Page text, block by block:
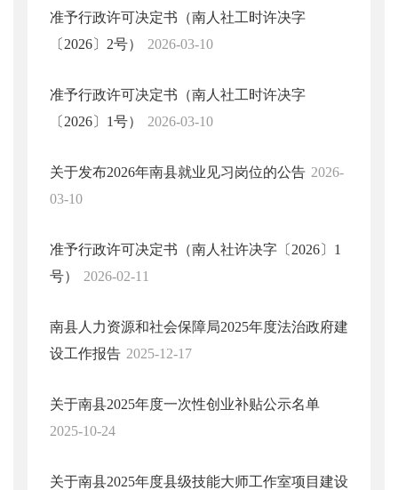
准予行政许可决定书（南人社工时许决字
〔2026〕2号）
2026-03-10
准予行政许可决定书（南人社工时许决字
〔2026〕1号）
2026-03-10
关于发布2026年南县就业见习岗位的公告 2026-
03-10
准予行政许可决定书（南人社许决字〔2026〕1
号）
2026-02-11
南县人力资源和社会保障局2025年度法治政府建
设工作报告 2025-12-17
关于南县2025年度一次性创业补贴公示名单
2025-10-24
关于南县2025年度县级技能大师工作室项目建设